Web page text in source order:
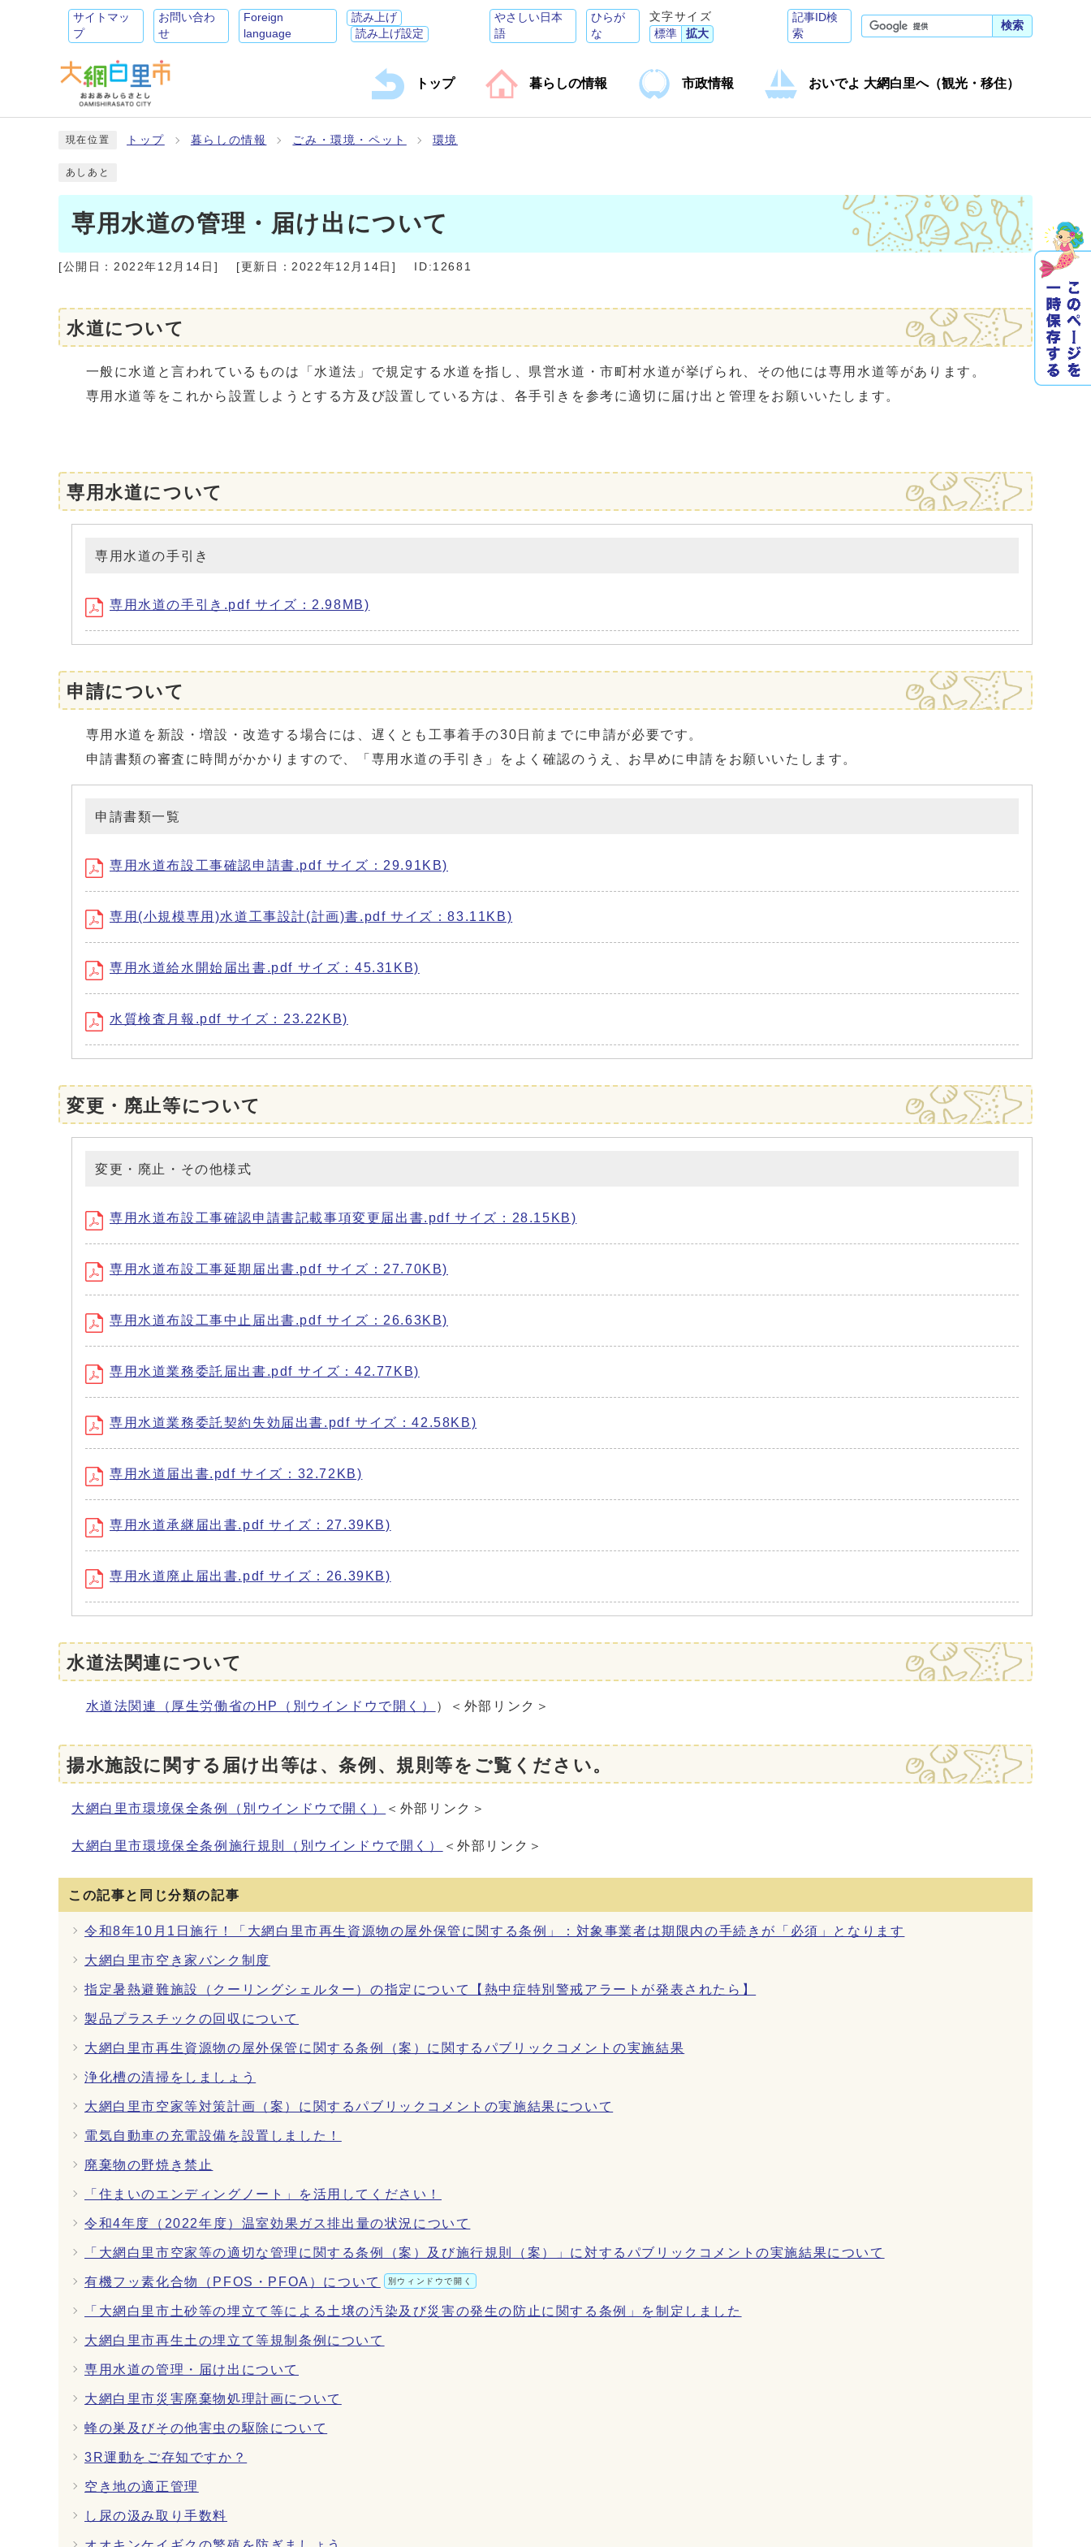
サイトマッ
プ
お問い合わ
せ
Foreign
language
読み上げ
読み上げ設定
やさしい日本
語
ひらが
な
文字サイズ
標準
拡大
記事ID検
索
検索
トップ 暮らしの情報 市政情報 おいでよ 大網白里へ（観光・移住）
現在位置 トップ 暮らしの情報 ごみ・環境・ペット 環境
あしあと
専用水道の管理・届け出について
[公開日： 2022年12月14日 ] [更新日：2022年12月14日 ] ID:12681
水道について
一般に水道と言われているものは「水道法」で規定する水道を指し、県営水道・市町村水道が挙げられ、その他には専用水道等があります。
専用水道等をこれから設置しようとする方及び設置している方は、各手引きを参考に適切に届け出と管理をお願いいたします。
専用水道について
専用水道の手引き
専用水道の手引き.pdf サイズ：2.98MB)
申請について
専用水道を新設・増設・改造する場合には、遅くとも工事着手の30日前までに申請が必要です。
申請書類の審査に時間がかかりますので、「専用水道の手引き」をよく確認のうえ、お早めに申請をお願いいたします。
申請書類一覧
専用水道布設工事確認申請書.pdf サイズ：29.91KB)
専用(小規模専用)水道工事設計(計画)書.pdf サイズ：83.11KB)
専用水道給水開始届出書.pdf サイズ：45.31KB)
水質検査月報.pdf サイズ：23.22KB)
変更・廃止等について
変更・廃止・その他様式
専用水道布設工事確認申請書記載事項変更届出書.pdf サイズ：28.15KB)
専用水道布設工事延期届出書.pdf サイズ：27.70KB)
専用水道布設工事中止届出書.pdf サイズ：26.63KB)
専用水道業務委託届出書.pdf サイズ：42.77KB)
専用水道業務委託契約失効届出書.pdf サイズ：42.58KB)
専用水道届出書.pdf サイズ：32.72KB)
専用水道承継届出書.pdf サイズ：27.39KB)
専用水道廃止届出書.pdf サイズ：26.39KB)
水道法関連について
水道法関連（厚生労働省のHP （別ウインドウで開く） ）＜外部リンク＞
揚水施設に関する届け出等は、条例、規則等をご覧ください。
大網白里市環境保全条例 （別ウインドウで開く） ＜外部リンク＞
大網白里市環境保全条例施行規則 （別ウインドウで開く） ＜外部リンク＞
この記事と同じ分類の記事
令和8年10月1日施行！「大網白里市再生資源物の屋外保管に関する条例」：対象事業者は期限内の手続きが「必須」となります
大網白里市空き家バンク制度
指定暑熱避難施設（クーリングシェルター）の指定について【熱中症特別警戒アラートが発表されたら】
製品プラスチックの回収について
大網白里市再生資源物の屋外保管に関する条例（案）に関するパブリックコメントの実施結果
浄化槽の清掃をしましょう
大網白里市空家等対策計画（案）に関するパブリックコメントの実施結果について
電気自動車の充電設備を設置しました！
廃棄物の野焼き禁止
「住まいのエンディングノート」を活用してください！
令和4年度（2022年度）温室効果ガス排出量の状況について
「大網白里市空家等の適切な管理に関する条例（案）及び施行規則（案）」に対するパブリックコメントの実施結果について
有機フッ素化合物（PFOS・PFOA）について 別ウィンドウで開く
「大網白里市土砂等の埋立て等による土壌の汚染及び災害の発生の防止に関する条例」を制定しました
大網白里市再生土の埋立て等規制条例について
専用水道の管理・届け出について
大網白里市災害廃棄物処理計画について
蜂の巣及びその他害虫の駆除について
3R運動をご存知ですか？
空き地の適正管理
し尿の汲み取り手数料